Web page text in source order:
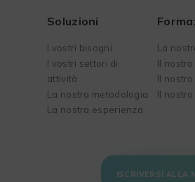
Soluzioni
I vostri bisogni
I vostri settori di
attività
La nostra metodologia
La nostra esperienza
La
Il
Il
Il
ISCRIVERSI ALLA